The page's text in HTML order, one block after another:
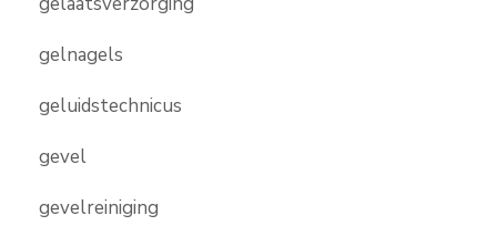
gelnagels
geluidstechnicus
gevel
gevelreiniging